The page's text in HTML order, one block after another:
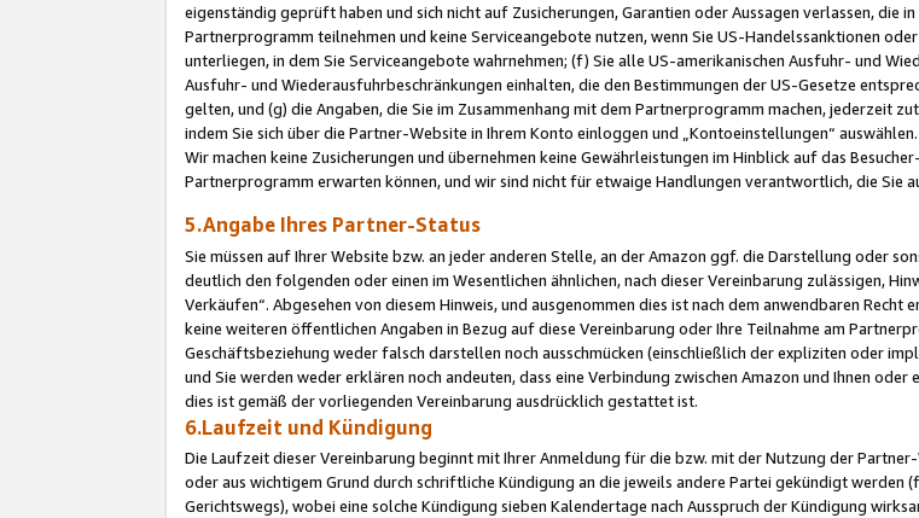
eigenständig geprüft haben und sich nicht auf Zusicherungen, Garantien oder Aussagen verlassen, die
Partnerprogramm teilnehmen und keine Serviceangebote nutzen, wenn Sie US-Handelssanktionen
unterliegen, in dem Sie Serviceangebote wahrnehmen; (f) Sie alle US-amerikanischen Ausfuhr- und
Ausfuhr- und Wiederausfuhrbeschränkungen einhalten, die den Bestimmungen der US-Gesetze
gelten, und (g) die Angaben, die Sie im Zusammenhang mit dem Partnerprogramm machen, jederzeit
indem Sie sich über die Partner-Website in Ihrem Konto einloggen und „Kontoeinstellungen“ auswählen.
Wir machen keine Zusicherungen und übernehmen keine Gewährleistungen im Hinblick auf das
Partnerprogramm erwarten können, und wir sind nicht für etwaige Handlungen verantwortlich, die Sie
5.Angabe Ihres Partner-Status
Sie müssen auf Ihrer Website bzw. an jeder anderen Stelle, an der Amazon ggf. die Darstellung oder
deutlich den folgenden oder einen im Wesentlichen ähnlichen, nach dieser Vereinbarung zulässigen,
Verkäufen“. Abgesehen von diesem Hinweis, und ausgenommen dies ist nach dem anwendbaren
keine weiteren öffentlichen Angaben in Bezug auf diese Vereinbarung oder Ihre Teilnahme am
Geschäftsbeziehung weder falsch darstellen noch ausschmücken (einschließlich der expliziten oder
und Sie werden weder erklären noch andeuten, dass eine Verbindung zwischen Amazon und Ihnen
dies ist gemäß der vorliegenden Vereinbarung ausdrücklich gestattet ist.
6.Laufzeit und Kündigung
Die Laufzeit dieser Vereinbarung beginnt mit Ihrer Anmeldung für die bzw. mit der Nutzung der
oder aus wichtigem Grund durch schriftliche Kündigung an die jeweils andere Partei gekündigt werden
Gerichtswegs), wobei eine solche Kündigung sieben Kalendertage nach Ausspruch der Kündigung